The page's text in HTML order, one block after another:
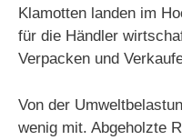
Klamotten landen im
für die Händler
Verpacken und
Von der
wenig mit. Abgeholzte